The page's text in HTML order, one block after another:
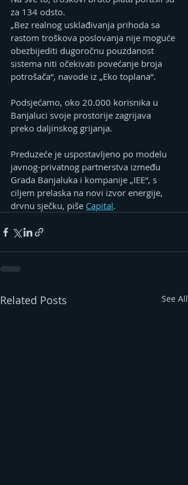
za 134 odsto.
„Bez realnog usklađivanja prihoda sa
rastom troškova poslovanja nije moguće
obezbijediti dugoročnu pouzdanost
sistema niti očekivati povećanje broja
potrošača“, navode iz „Eko toplana“.
Podsjećamo, oko 20.000 korisnika u
Banjaluci svoje prostorije zagrijava
preko daljinskog grijanja.
Preduzeće je uspostavljeno po modelu
javnog-privatnog partnerstva između
Grada Banjaluka i kompanije „IEE“, s
ciljem prelaska na novi izvor energije,
drvnu sječku, piše Capital.
Related Posts See All